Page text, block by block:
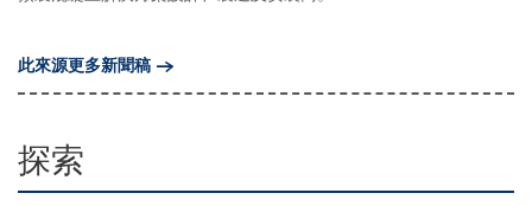
此來源更多新聞稿
探索